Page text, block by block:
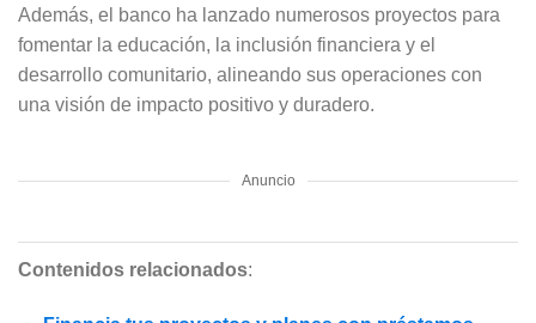
Además, el banco ha lanzado numerosos proyectos para
fomentar la educación, la inclusión financiera y el
desarrollo comunitario, alineando sus operaciones con
una visión de impacto positivo y duradero.
Anuncio
Contenidos relacionados: